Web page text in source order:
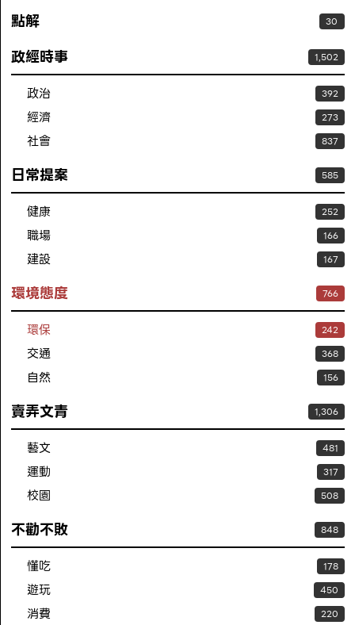
點解 30
政經時事 1,502
政治 392
經濟 273
社會 837
日常提案 585
健康 252
職場 166
建設 167
環境態度 766
環保 242
交通 368
自然 156
賣弄文青 1,306
藝文 481
運動 317
校園 508
不勸不敗 848
懂吃 178
遊玩 450
消費 220